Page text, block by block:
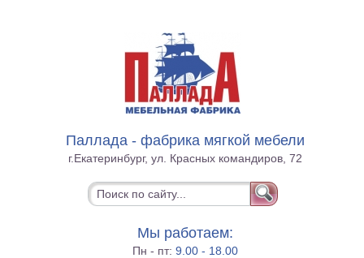
Паллада - фабрика мягкой мебели
г.Екатеринбург, ул. Красных командиров, 72
Мы работаем:
Пн - пт:9.00 - 18.00